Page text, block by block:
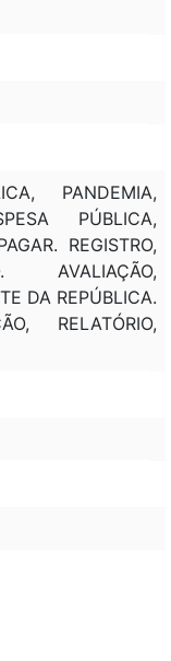
PANDEMIA,
PÚBLICA,
REGISTRO,
AVALIAÇÃO,
DA REPÚBLICA.
RELATÓRIO,